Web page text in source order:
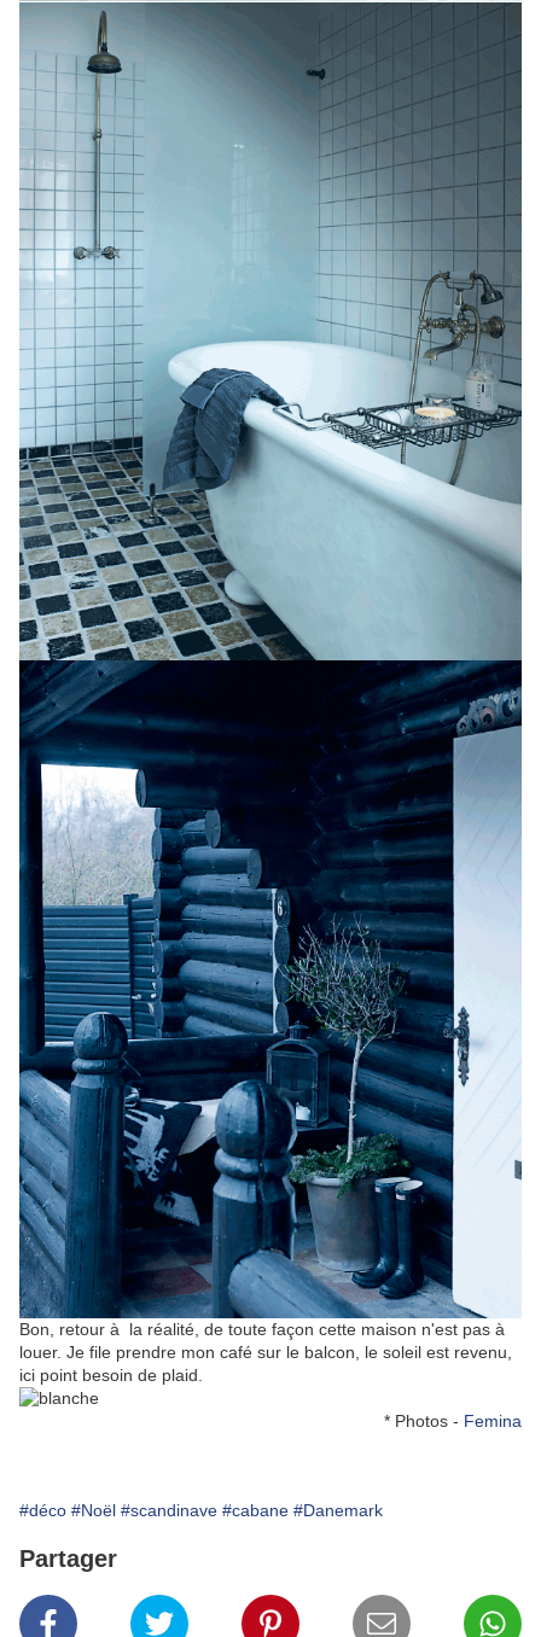
Bon, retour à la réalité, de toute façon cette maison n'est pas à
louer. Je file prendre mon café sur le balcon, le soleil est revenu,
ici point besoin de plaid.
* Photos - Femina
#déco #Noël #scandinave #cabane #Danemark
Partager